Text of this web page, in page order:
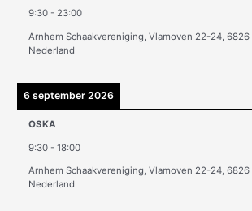
9:30 - 23:00
Arnhem Schaakvereniging, Vlamoven 22-24, 6826
Nederland
6 september 2026
OSKA
9:30 -18:00
Arnhem Schaakvereniging, Vlamoven 22-24, 6826
Nederland